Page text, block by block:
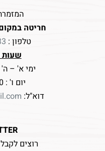
המזמרה 3, נס
חריטה
טלפון :
שעות
ימי א' – ה' : 9:00 –
יום ו' : 9:00 – 13:00
דוא"ל:
רוצים